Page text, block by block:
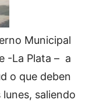
Municipal
-La Plata – a
o que deben
saliendo